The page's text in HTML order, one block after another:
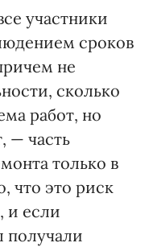
участники
сроков
не
сколько
работ, но
— часть
только в
что это риск
и если
получали